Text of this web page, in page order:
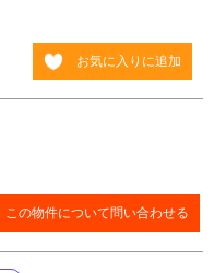
お気に入りに追加
この物件について問い合わせる